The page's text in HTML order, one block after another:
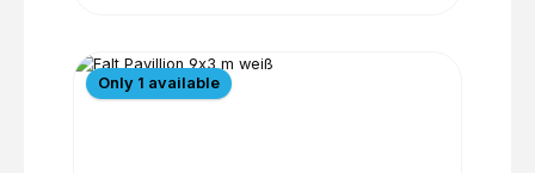
Only 1 available